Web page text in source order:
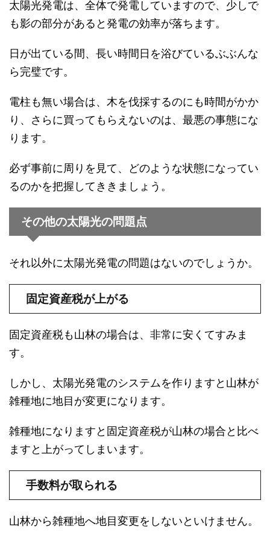
太陽光発電は、全体で発電していますので、少しで
も影の部分があると発電の効率が落ちます。
日が出ている間、長い時間日を浴びているぶぶんな
ら完璧です。
電柱も無い場合は、木を伐採するのにも時間がかか
り、さらに買ってもらえないのは、最悪の事態にな
ります。
必ず事前に周りを見て、どのような状態になってい
るのかを把握してききましょう。
その他の太陽光の問題点
それ以外に太陽光発電の問題はないのでしょうか。
固定資産税が上がる
固定資産税も山林の場合は、非常に安くてすみま
す。
しかし、太陽光発電のシステムを作りますと山林が
雑種地に地目が変更になります。
雑種地になりますと固定資産税が山林の場合と比べ
ますと上がってしまいます。
手数料が取られる
山林から雑種地へ地目変更をしないといけません。